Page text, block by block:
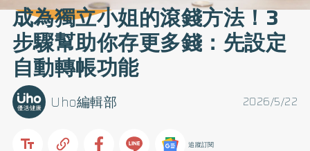
成為獨立小姐的滾錢方法！3
步驟幫助你存更多錢：先設定
自動轉帳功能
2026/5/22
Uho編輯部
追蹤訂閱